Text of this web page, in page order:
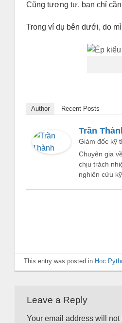
Cũng tương tự, bạn chỉ
Trong ví dụ bên dưới, do
Author Recent Posts
Trần
Giám đốc kỹ
Chuyên gia
chịu trách
nghiên cứu
This entry was posted in Học
Leave a Reply
Your email address will not